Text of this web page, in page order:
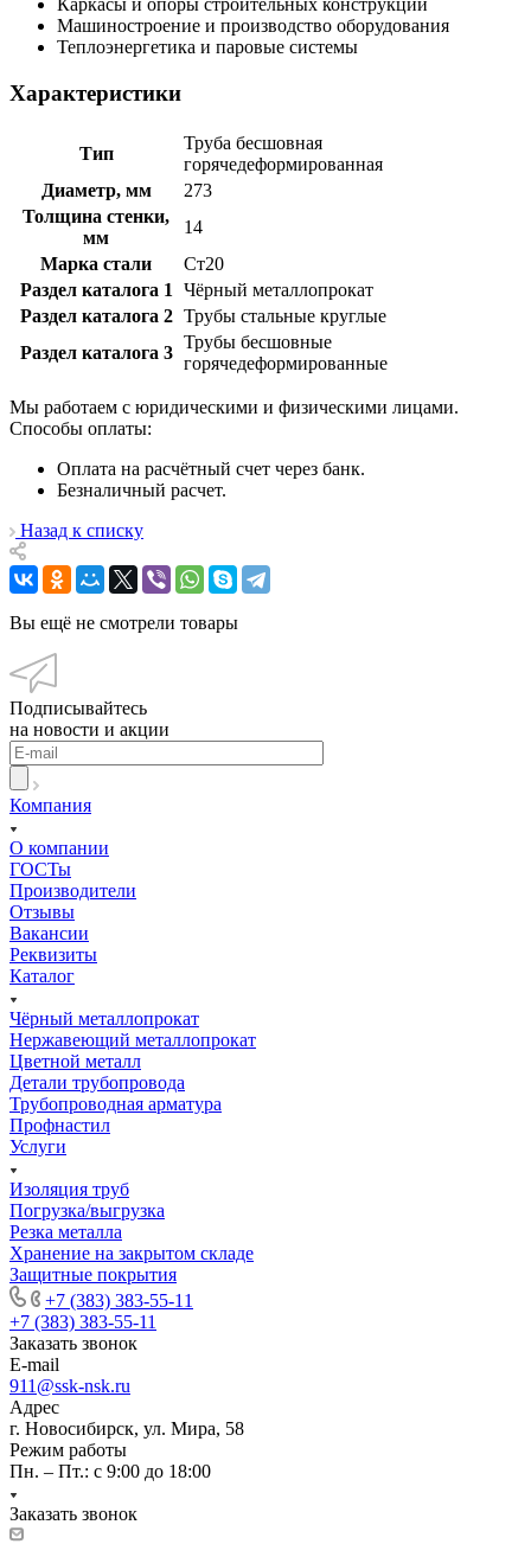
Каркасы и опоры строительных конструкций
Машиностроение и производство оборудования
Теплоэнергетика и паровые системы
Характеристики
Тип
Труба бесшовная
горячедеформированная
Диаметр, мм
273
Толщина стенки,
мм
14
Марка стали
Ст20
Раздел каталога 1
Чёрный металлопрокат
Раздел каталога 2 Трубы стальные круглые
Раздел каталога 3
Трубы бесшовные
горячедеформированные
Мы работаем с юридическими и физическими лицами.
Способы оплаты:
Оплата на расчётный счет через банк.
Безналичный расчет.
Назад к списку
Вы ещё не смотрели товары
Подписывайтесь
на новости и акции
Компания
О компании
ГОСТы
Производители
Отзывы
Вакансии
Реквизиты
Каталог
Чёрный металлопрокат
Нержавеющий металлопрокат
Цветной металл
Детали трубопровода
Трубопроводная арматура
Профнастил
Услуги
Изоляция труб
Погрузка/выгрузка
Резка металла
Хранение на закрытом складе
Защитные покрытия
+7 (383) 383-55-11
+7 (383) 383-55-11
Заказать звонок
E-mail
911@ssk-nsk.ru
Адрес
г. Новосибирск, ул. Мира, 58
Режим работы
Пн. – Пт.: с 9:00 до 18:00
Заказать звонок